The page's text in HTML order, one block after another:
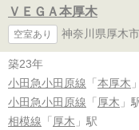
ＶＥＧＡ本厚木
空室あり 神奈川県厚木
築23年
小田急小田原線 「 本厚木
小田急小田原線 「 厚木 」
相模線 「 厚木 」駅